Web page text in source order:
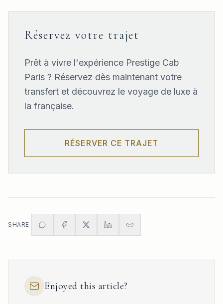
Réservez votre trajet
Prêt à vivre l'expérience Prestige Cab
Paris ? Réservez dès maintenant votre
transfert et découvrez le voyage de luxe à
la française.
RÉSERVER CE TRAJET
SHARE
Enjoyed this article?